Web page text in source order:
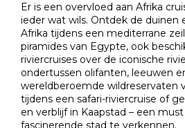
Er is een overvloed aan Afrika
ieder wat wils. Ontdek de duinen
Afrika tijdens een mediterrane
piramides van Egypte, ook
riviercruises over de iconische
ondertussen olifanten, leeuwen
wereldberoemde wildreservaten
tijdens een safari-riviercruise of
en verblijf in Kaapstad – een
fascinerende stad te verkennen.